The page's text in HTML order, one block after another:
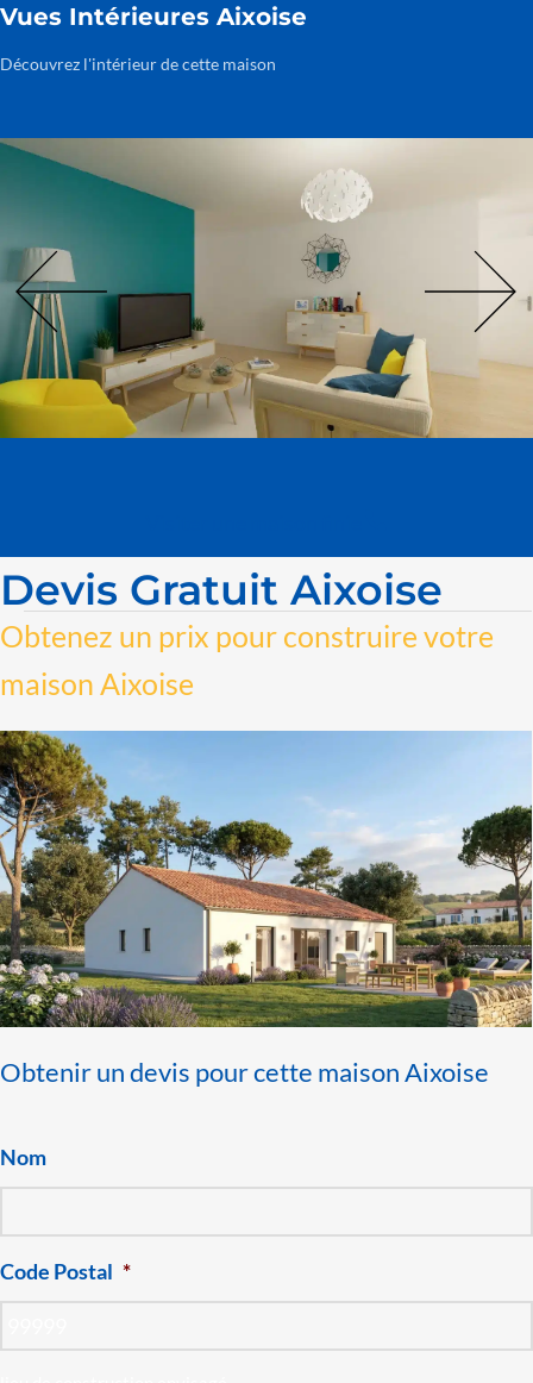
Vues Intérieures Aixoise
Découvrez l'intérieur de cette maison
Devis Gratuit Aixoise
Obtenez un prix pour construire votre
maison Aixoise
Obtenir un devis pour cette maison Aixoise
Nom
Code Postal *